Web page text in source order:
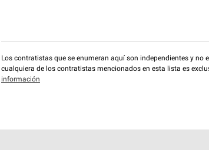
Los contratistas que se enumeran aquí son independientes y no
cualquiera de los contratistas mencionados en esta lista es
información